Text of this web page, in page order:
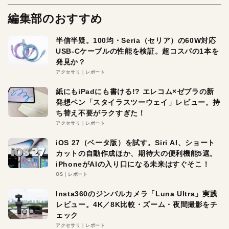
編集部のおすすめ
半信半疑。100均・Seria（セリア）の60W対応
USB-Cケーブルの性能を検証。超コスパの1本を
発見か？
アクセサリ レポート
紙にもiPadにも書ける!? エレコム×ゼブラの新
発想ペン「スタイラスツーウェイ」レビュー。持
ち替え不要がラクすぎた！
アクセサリ レポート
iOS 27（ベータ版）を試す。Siri AI、ショート
カットの自動作成ほか、期待大の便利機能5選。
iPhoneがAIの入り口になる未来はすぐそこ！
OS レポート
Insta360のジンバルカメラ「Luna Ultra」実践
レビュー。4K／8K比較・ズーム・夜間撮影をチ
ェック
アクセサリ レポート